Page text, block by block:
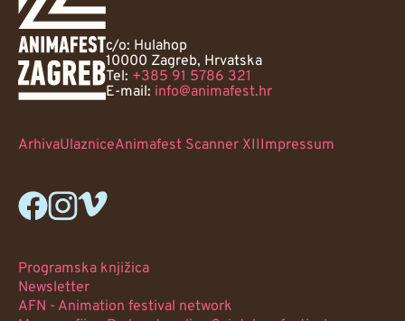
c/o: Hulahop
10000 Zagreb, Hrvatska
Tel: +385 91 5786 321
E-mail: info@animafest.hr
ArhivaUlazniceAnimafest Scanner XIIImpressum
Programska knjižica
Newsletter
AFN - Animation festival network